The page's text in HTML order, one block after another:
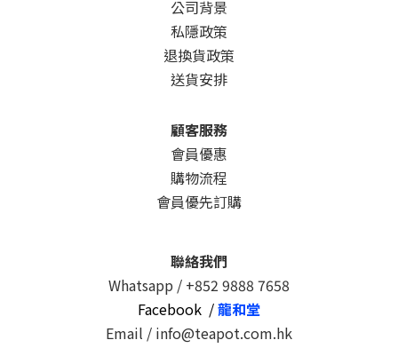
公司背景
私隱政策
退換貨政策
送貨安排
顧客服務
會員優惠
購物流程
會員優先訂購
聯絡我們
Whatsapp / +852 9888 7658
Facebook /龍和堂
Email / info@teapot.com.hk